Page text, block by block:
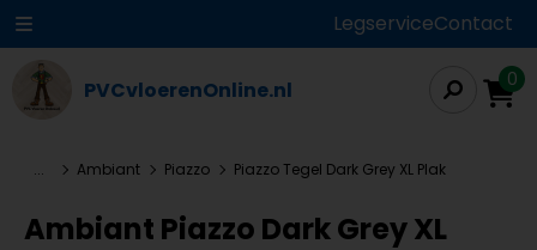
LegserviceContact
PVCvloerenOnline.nl 0
... Ambiant Piazzo Piazzo Tegel Dark Grey XL Plak
Ambiant Piazzo Dark Grey XL